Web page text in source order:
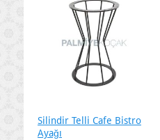
Silindir Telli Cafe Bistro
Ayağı